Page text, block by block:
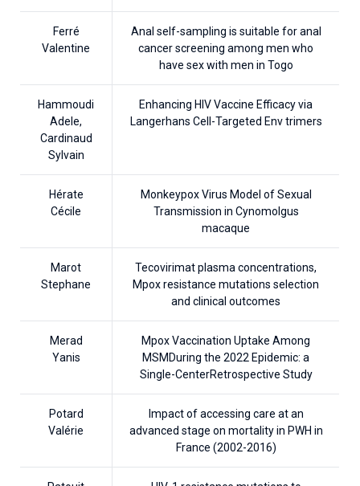
Ferré
Valentine
Anal self-sampling is suitable for anal
cancer screening among men who
have sex with men in Togo
Hammoudi
Adele,
Cardinaud
Sylvain
Enhancing HIV Vaccine Efficacy via
Langerhans Cell-Targeted Env trimers
Hérate
Cécile
Monkeypox Virus Model of Sexual
Transmission in Cynomolgus
macaque
Marot
Stephane
Tecovirimat plasma concentrations,
Mpox resistance mutations selection
and clinical outcomes
Merad
Yanis
Mpox Vaccination Uptake Among
MSMDuring the 2022 Epidemic: a
Single-CenterRetrospective Study
Potard
Valérie
Impact of accessing care at an
advanced stage on mortality in PWH in
France (2002-2016)